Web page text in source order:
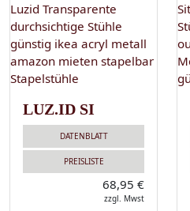
LUZ.ID SI
DATENBLATT
PREISLISTE
68,95 €
zzgl. Mwst